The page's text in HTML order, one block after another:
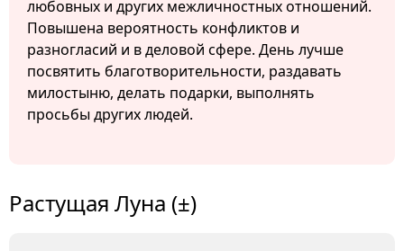
любовных и других межличностных отношений.
Повышена вероятность конфликтов и
разногласий и в деловой сфере. День лучше
посвятить благотворительности, раздавать
милостыню, делать подарки, выполнять
просьбы других людей.
Растущая Луна (±)